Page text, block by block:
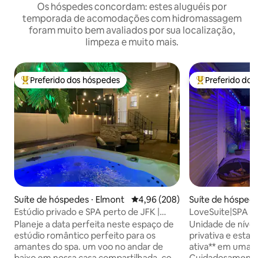
Os hóspedes concordam: estes aluguéis por
temporada de acomodações com hidromassagem
foram muito bem avaliados por sua localização,
limpeza e muito mais.
Entre os melhores preferidos dos hóspedes
Preferido dos hóspedes
Suíte de hóspedes ⋅ Elmont 4,96 de uma avaliação média de
4,96 (208)
Estúdio privado e SPA perto de JFK |
Arena UBS.
Planeje a data perfeita neste espaço de
estúdio romântico perfeito para os
amantes do spa. um voo no andar de
Entre os
Preferido dos
Suíte de
LoveSuite|SPA
Unidade de nível
privativa e
ativa** em uma